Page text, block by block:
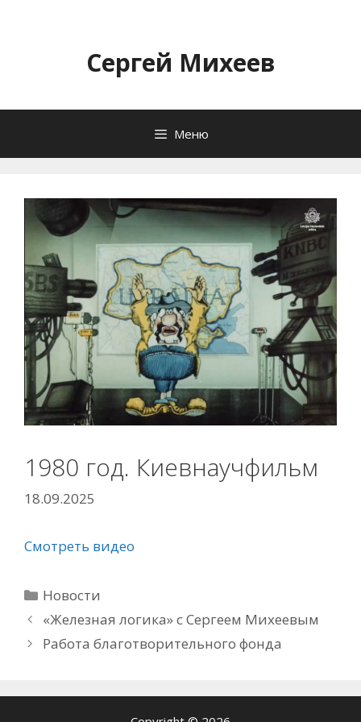
содержимомуСергей Михеев
Меню
1980 год. Киевнаучфильм
18.09.2025
Смотреть видео
Рубрики
Новости
«Железная логика» с Сергеем Михеевым
Работа благотворительного фонда